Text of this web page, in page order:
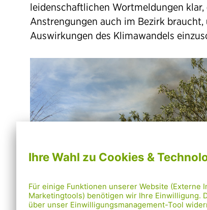
leidenschaftlichen Wortmeldungen klar,
Anstrengungen auch im Bezirk braucht,
Auswirkungen des Klimawandels